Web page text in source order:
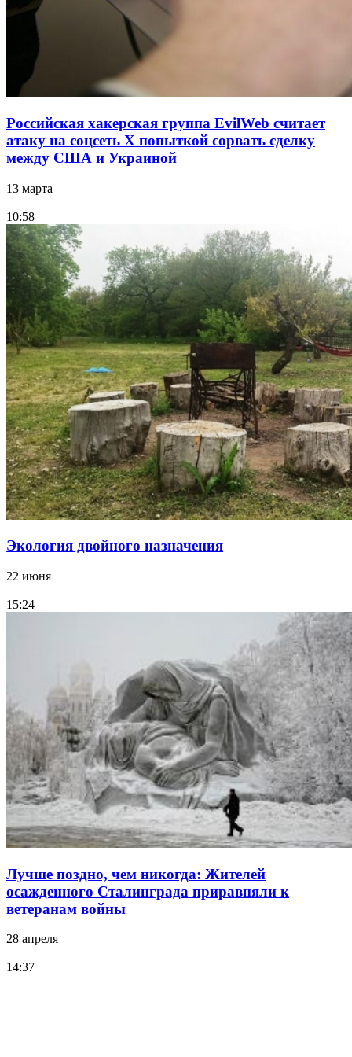
Российская хакерская группа EvilWeb считает
атаку на соцсеть Х попыткой сорвать сделку
между США и Украиной
13 марта
10:58
Экология двойного назначения
22 июня
15:24
Лучше поздно, чем никогда: Жителей
осажденного Сталинграда приравняли к
ветеранам войны
28 апреля
14:37